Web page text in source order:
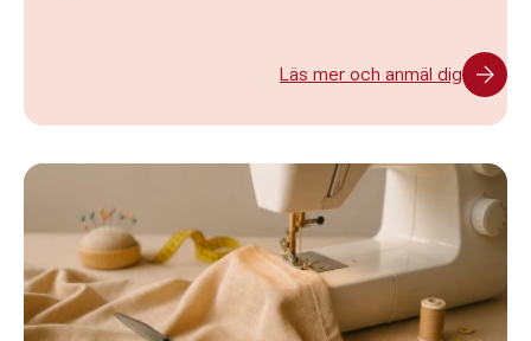
Läs mer och anmäl dig